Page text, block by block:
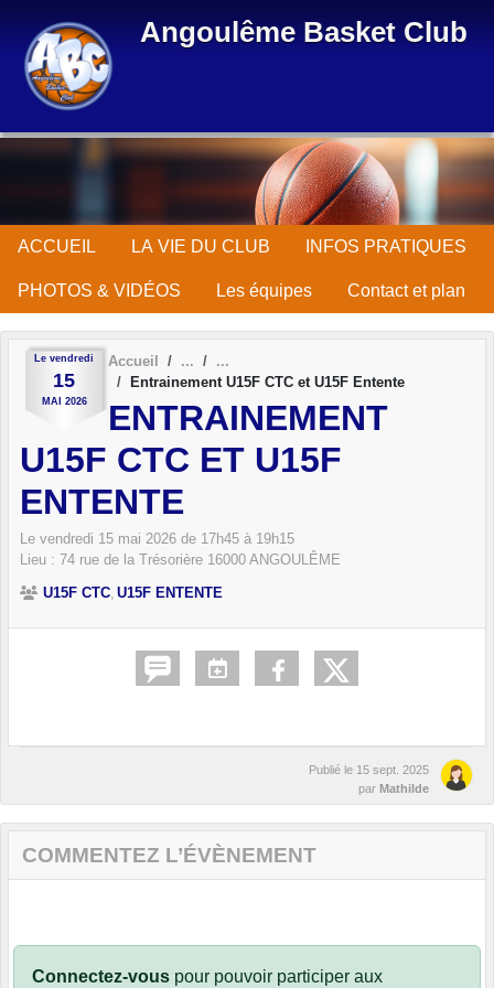
Angoulême Basket Club
ACCUEIL LA VIE DU CLUB INFOS PRATIQUES
PHOTOS & VIDÉOS Les équipes Contact et plan
Le vendredi
15
MAI 2026
Accueil
Entrainement U15F CTC et U15F Entente
ENTRAINEMENT
U15F CTC ET U15F
ENTENTE
Le vendredi 15 mai 2026 de 17h45 à 19h15
Lieu : 74 rue de la Trésorière 16000 ANGOULÊME
U15F CTC U15F ENTENTE
Publié le 15 sept. 2025
par Mathilde
COMMENTEZ L’ÉVÈNEMENT
Connectez-vous pour pouvoir participer aux